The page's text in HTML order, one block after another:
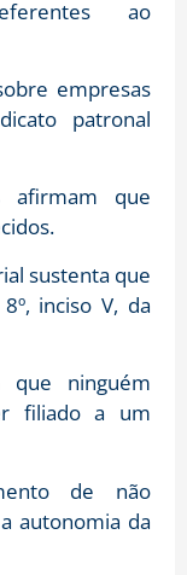
ao
empresas
patronal
afirmam que
.
sustenta que
8º, inciso V, da
que ninguém
filiado a um
de não
autonomia da